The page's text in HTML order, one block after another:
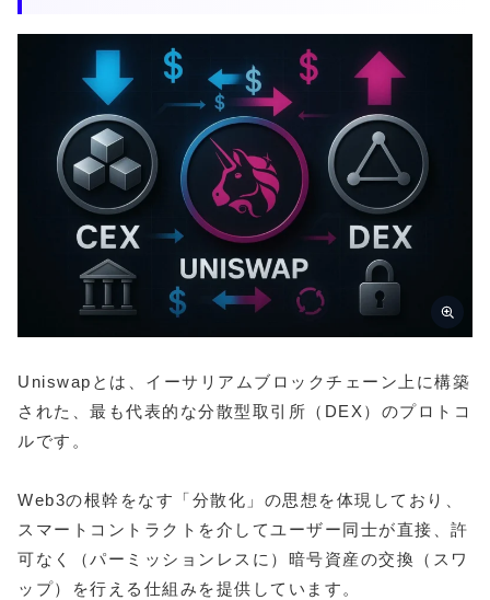
Uniswapとは、イーサリアムブロックチェーン上に構築
された、最も代表的な分散型取引所（DEX）のプロトコ
ルです。
Web3の根幹をなす「分散化」の思想を体現しており、
スマートコントラクトを介してユーザー同士が直接、許
可なく（パーミッションレスに）暗号資産の交換（スワ
ップ）を行える仕組みを提供しています。